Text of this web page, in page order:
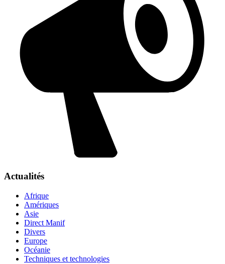
Actualités
Afrique
Amériques
Asie
Direct Manif
Divers
Europe
Océanie
Techniques et technologies